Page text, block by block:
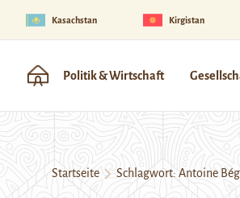
Kasachstan Kirgistan
Politik & Wirtschaft
Startseite Schlagwort: Antoine